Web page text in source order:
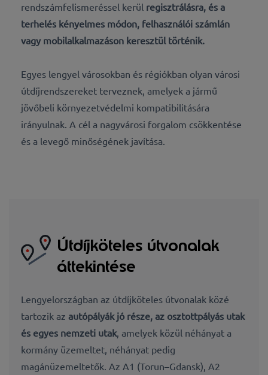
rendszámfelismeréssel kerül regisztrálásra, és a
terhelés kényelmes módon, felhasználói számlán
vagy mobilalkalmazáson keresztül történik.
Egyes lengyel városokban és régiókban olyan városi
útdíjrendszereket terveznek, amelyek a jármű
jövőbeli környezetvédelmi kompatibilitására
irányulnak. A cél a nagyvárosi forgalom csökkentése
és a levegő minőségének javítása.
Útdíjköteles útvonalak
áttekintése
Lengyelországban az útdíjköteles útvonalak közé
tartozik az autópályák jó része, az osztottpályás utak
és egyes nemzeti utak, amelyek közül néhányat a
kormány üzemeltet, néhányat pedig
magánüzemeltetők. Az A1 (Torun–Gdansk), A2